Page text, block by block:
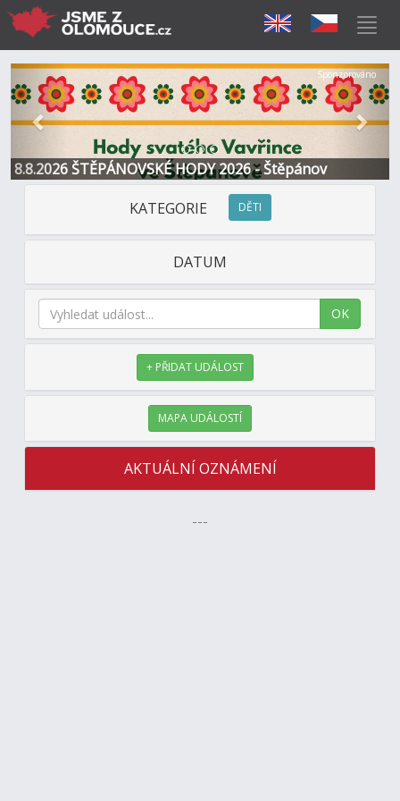
8.8.2026 ŠTĚPÁNOVSKÉ HODY 2026 - Štěpánov
Předchozí Další
Sponzorováno
KATEGORIE DĚTI
DATUM
OK
+ PŘIDAT UDÁLOST
MAPA UDÁLOSTÍ
AKTUÁLNÍ OZNÁMENÍ
---